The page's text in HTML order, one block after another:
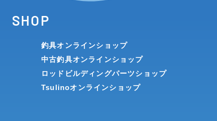
SHOP
釣具オンラインショップ
中古釣具オンラインショップ
ロッドビルディングパーツショップ
Tsulinoオンラインショップ